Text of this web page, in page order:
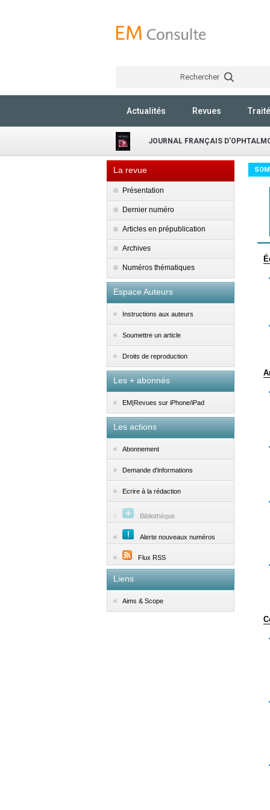
Rechercher
Actualités Revues
JOURNAL FRANÇAIS
La revue
Présentation
Dernier numéro
Articles en prépublication
Archives
Numéros thématiques
Espace Auteurs
Instructions aux auteurs
Soumettre un article
Droits de reproduction
Les + abonnés
EM|Revues sur iPhone/iPad
Les actions
Abonnement
Demande d'informations
Ecrire à la rédaction
Bibliothèque
Alerte nouveaux numéros
Flux RSS
Liens
Aims & Scope